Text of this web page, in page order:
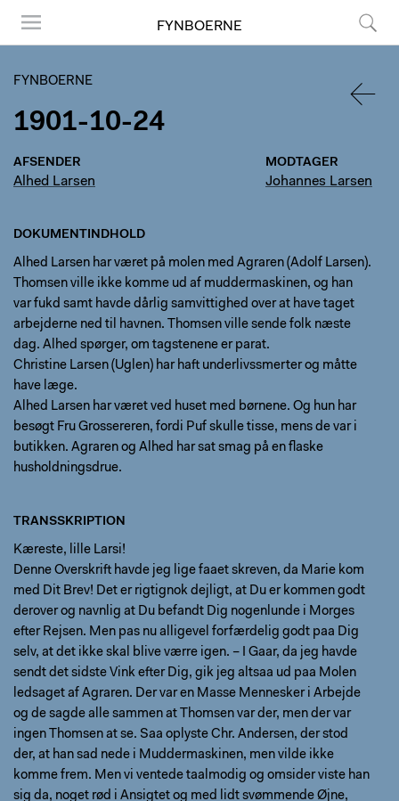
FYNBOERNE
FYNBOERNE
1901-10-24
AFSENDER
Alhed Larsen
MODTAGER
Johannes Larsen
DOKUMENTINDHOLD
Alhed Larsen har været på molen med Agraren (Adolf Larsen).
Thomsen ville ikke komme ud af muddermaskinen, og han
var fukd samt havde dårlig samvittighed over at have taget
arbejderne ned til havnen. Thomsen ville sende folk næste
dag. Alhed spørger, om tagstenene er parat.
Christine Larsen (Uglen) har haft underlivssmerter og måtte
have læge.
Alhed Larsen har været ved huset med børnene. Og hun har
besøgt Fru Grossereren, fordi Puf skulle tisse, mens de var i
butikken. Agraren og Alhed har sat smag på en flaske
husholdningsdrue.
TRANSSKRIPTION
Kæreste, lille Larsi!
Denne Overskrift havde jeg lige faaet skreven, da Marie kom
med Dit Brev! Det er rigtignok dejligt, at Du er kommen godt
derover og navnlig at Du befandt Dig nogenlunde i Morges
efter Rejsen. Men pas nu alligevel forfærdelig godt paa Dig
selv, at det ikke skal blive værre igen. – I Gaar, da jeg havde
sendt det sidste Vink efter Dig, gik jeg altsaa ud paa Molen
ledsaget af Agraren. Der var en Masse Mennesker i Arbejde
og de sagde alle sammen at Thomsen var der, men der var
ingen Thomsen at se. Saa oplyste Chr. Andersen, der stod
der, at han sad nede i Muddermaskinen, men vilde ikke
komme frem. Men vi ventede taalmodig og omsider viste han
sig da, noget rød i Ansigtet og med lidt svømmende Øjne,